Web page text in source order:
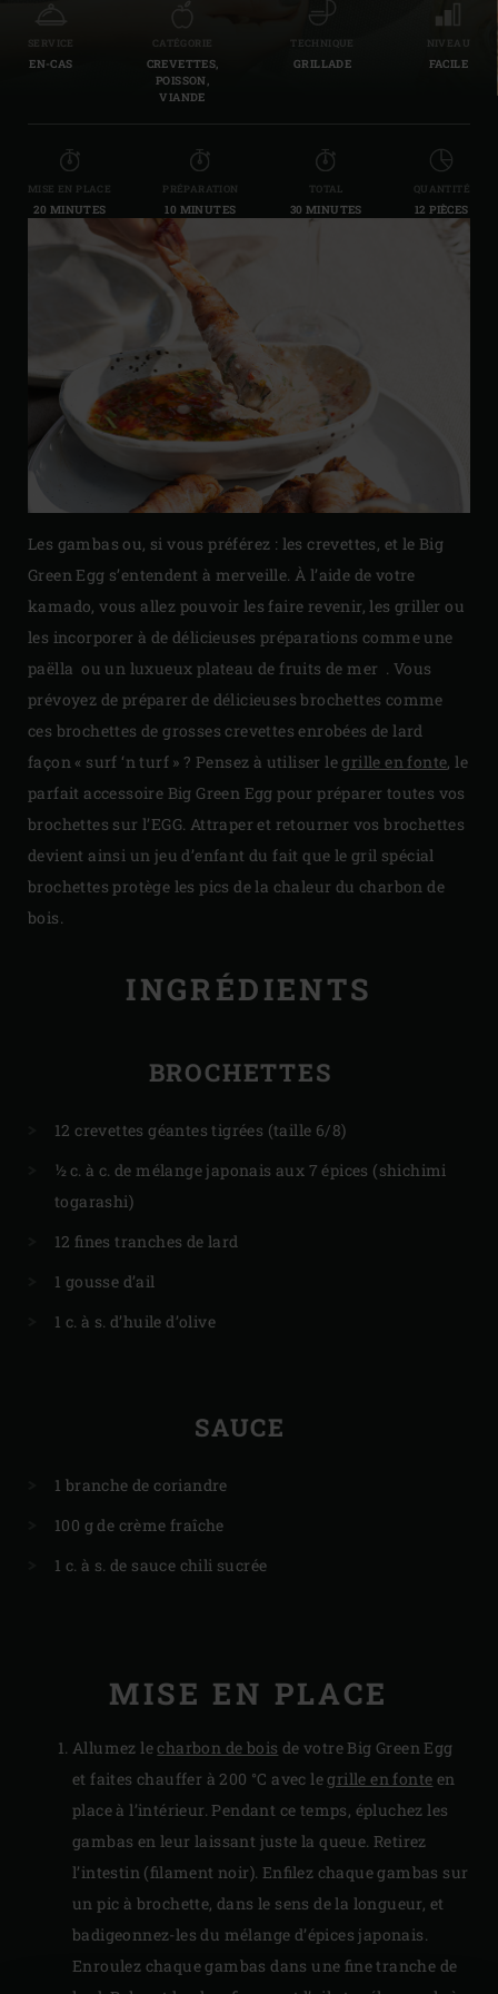
SERVICE
EN-CAS
CATÉGORIE
CREVETTES,
POISSON,
VIANDE
TECHNIQUE
GRILLADE
NIVEAU
FACILE
MISE EN PLACE
20 MINUTES
PRÉPARATION
10 MINUTES
TOTAL
30 MINUTES
QUANTITÉ
12 PIÈCES
Les gambas ou, si vous préférez : les crevettes, et le Big
Green Egg s’entendent à merveille. À l’aide de votre
kamado, vous allez pouvoir les faire revenir, les griller ou
les incorporer à de délicieuses préparations comme une
paëlla ou un luxueux plateau de fruits de mer . Vous
prévoyez de préparer de délicieuses brochettes comme
ces brochettes de grosses crevettes enrobées de lard
façon « surf ‘n turf » ? Pensez à utiliser legrille en fonte, le
parfait accessoire Big Green Egg pour préparer toutes vos
brochettes sur l’EGG. Attraper et retourner vos brochettes
devient ainsi un jeu d’enfant du fait que le gril spécial
brochettes protège les pics de la chaleur du charbon de
bois.
INGRÉDIENTS
BROCHETTES
12 crevettes géantes tigrées (taille 6/8)
½ c. à c. de mélange japonais aux 7 épices (shichimi
togarashi)
12 fines tranches de lard
1 gousse d’ail
1 c. à s. d’huile d’olive
SAUCE
1 branche de coriandre
100 g de crème fraîche
1 c. à s. de sauce chili sucrée
MISE EN PLACE
Allumez lecharbon de bois de votre Big Green Egg
et faites chauffer à 200 °C avec legrille en fonte en
place à l’intérieur. Pendant ce temps, épluchez les
gambas en leur laissant juste la queue. Retirez
l’intestin (filament noir). Enfilez chaque gambas sur
un pic à brochette, dans le sens de la longueur, et
badigeonnez-les du mélange d’épices japonais.
Enroulez chaque gambas dans une fine tranche de